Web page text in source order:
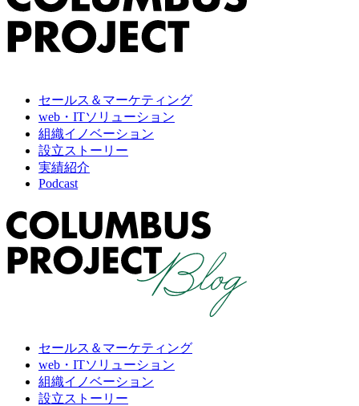
セールス＆マーケティング
web・ITソリューション
組織イノベーション
設立ストーリー
実績紹介
Podcast
セールス＆マーケティング
web・ITソリューション
組織イノベーション
設立ストーリー